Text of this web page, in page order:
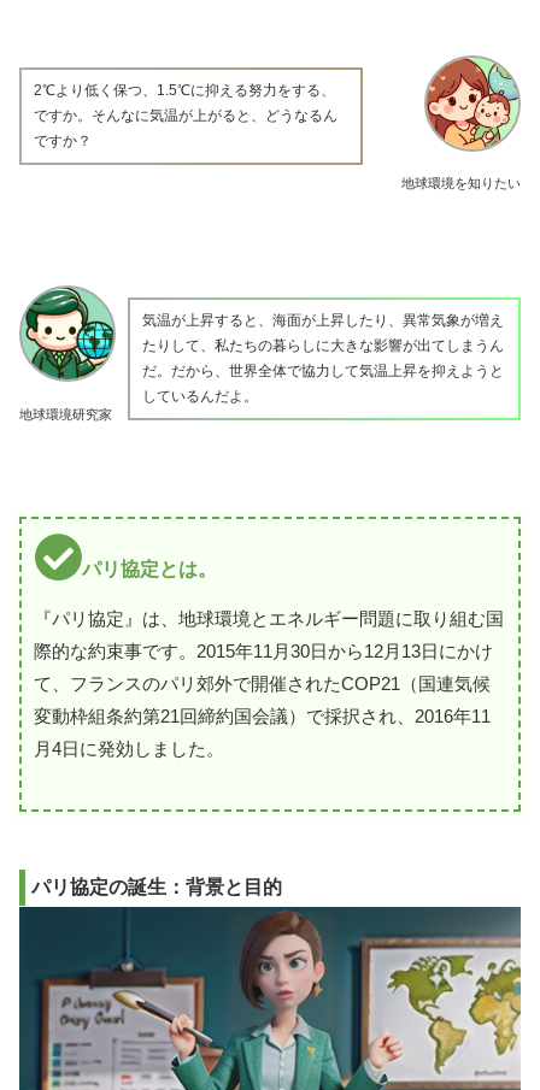
地球環境を知りたい
2℃より低く保つ、1.5℃に抑える努力をする、
ですか。そんなに気温が上がると、どうなるん
ですか？
地球環境研究家
気温が上昇すると、海面が上昇したり、異常気象が増え
たりして、私たちの暮らしに大きな影響が出てしまうん
だ。だから、世界全体で協力して気温上昇を抑えようと
しているんだよ。
パリ協定とは。
『パリ協定』は、地球環境とエネルギー問題に取り組む国
際的な約束事です。2015年11月30日から12月13日にかけ
て、フランスのパリ郊外で開催されたCOP21（国連気候
変動枠組条約第21回締約国会議）で採択され、2016年11
月4日に発効しました。
パリ協定の誕生：背景と目的